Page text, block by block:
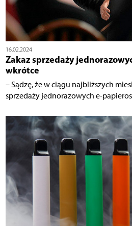
16.02.2024
Zakaz sprzedaży
wkrótce
– Sądzę, że w ciągu najbliższych
sprzedaży jednorazowych e-